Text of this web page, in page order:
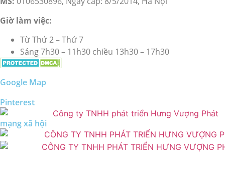
Giờ làm việc:
Từ Thứ 2 – Thứ 7
Sáng 7h30 – 11h30 chiều 13h30 – 17h30
Google Map
Pinterest
mạng xã hội